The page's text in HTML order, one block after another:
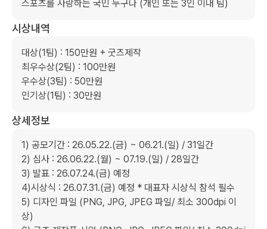
시상내역
대상(1팀) : 150만원 + 굿즈제작
최우수상(2팀) : 100만원
우수상(3팀) : 50만원
인기상(1팀) : 30만원
상세정보
1) 공모기간 : 26.05.22.(금) ~ 06.21.(일) / 31일간
2) 심사 : 26.06.22.(월) ~ 07.19.(일) / 28일간
3) 발표 : 26.07.24.(금) 예정
4)시상식 : 26.07.31.(금) 예정 * 대표자 시상식 참석 필수
5) 디자인 파일 (PNG, JPG, JPEG 파일/ 최소 300dpi 이
상)